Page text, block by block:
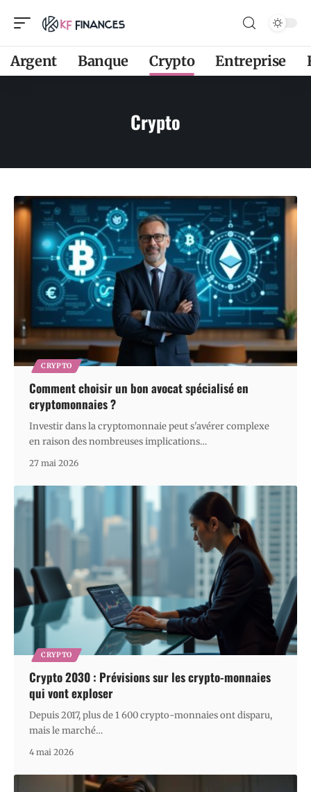
Argent Banque Crypto Entreprise
Crypto
CRYPTO
Comment choisir un bon avocat spécialisé en
cryptomonnaies ?
Investir dans la cryptomonnaie peut s'avérer complexe
en raison des nombreuses implications…
27 mai 2026
CRYPTO
Crypto 2030 : Prévisions sur les crypto-monnaies
qui vont exploser
Depuis 2017, plus de 1 600 crypto-monnaies ont disparu,
mais le marché…
4 mai 2026